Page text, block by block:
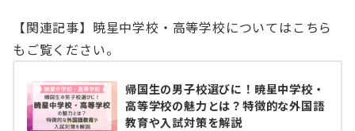
【関連記事】暁星中学校・高等学校についてはこちら
もご覧ください。
帰国生の男子校選びに！暁星中学校・
高等学校の魅力とは？特徴的な外国語
教育や入試対策を解説